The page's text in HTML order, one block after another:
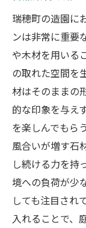
瑞穂町の造園に
ンは非常に重要
や木材を用いる
の取れた空間を
材はそのままの
的な印象を与え
を楽しんでもら
風合いが増す石
し続ける力を持
境への負荷が少
しても注目され
入れることで、